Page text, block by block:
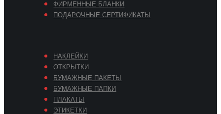
ФИРМЕННЫЕ БЛАНКИ
ПОДАРОЧНЫЕ СЕРТИФИКАТЫ
НАКЛЕЙКИ
ОТКРЫТКИ
БУМАЖНЫЕ ПАКЕТЫ
БУМАЖНЫЕ ПАПКИ
ПЛАКАТЫ
ЭТИКЕТКИ